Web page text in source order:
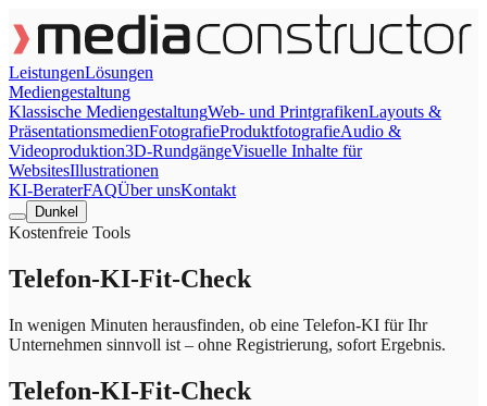
LeistungenLösungen
Mediengestaltung
Klassische MediengestaltungWeb- und PrintgrafikenLayouts &
PräsentationsmedienFotografieProduktfotografieAudio &
Videoproduktion3D-RundgängeVisuelle Inhalte für
WebsitesIllustrationen
KI-BeraterFAQÜber unsKontakt
Dunkel
Kostenfreie Tools
Telefon-KI-Fit-Check
In wenigen Minuten herausfinden, ob eine Telefon-KI für Ihr
Unternehmen sinnvoll ist – ohne Registrierung, sofort Ergebnis.
Telefon-KI-Fit-Check